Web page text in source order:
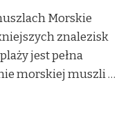
Morskie
znalezisk
jest pełna
morskiej muszli …